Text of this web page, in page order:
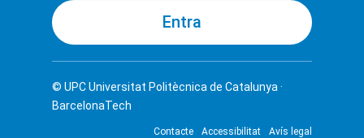
© UPCUniversitat Politècnica de Catalunya ·
BarcelonaTech
Contacte Accessibilitat Avís legal